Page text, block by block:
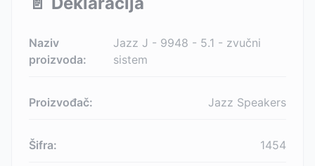
Naziv
proizvoda:
Jazz J - 9948 - 5.1 - zvučni
sistem
Proizvođač: Jazz Speakers
Šifra: 1454